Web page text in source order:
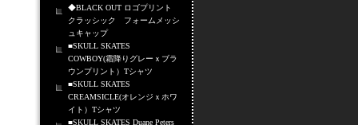
◆BLACK OUT ロゴプリント
クラッシック フォームメッシ
ュキャップ
■SKULL SKATES
COWBOY(霜降りグレーｘブラ
ウンプリント）Tシャツ
■SKULL SKATES
CREAMSICLE(オレンジｘホワ
イト）Tシャツ
■SKULL SKATES Duane Peters